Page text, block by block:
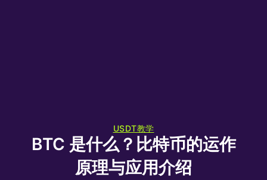
USDT教学
BTC 是什么？比特币的运作
原理与应用介绍